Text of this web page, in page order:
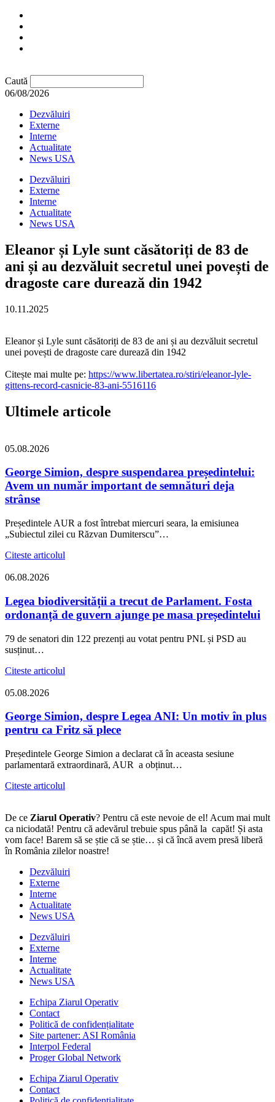
Caută
06/08/2026
Dezvăluiri
Externe
Interne
Actualitate
News USA
Dezvăluiri
Externe
Interne
Actualitate
News USA
Eleanor și Lyle sunt căsătoriți de 83 de
ani și au dezvăluit secretul unei povești de
dragoste care durează din 1942
10.11.2025
Eleanor și Lyle sunt căsătoriți de 83 de ani și au dezvăluit secretul
unei povești de dragoste care durează din 1942
Citește mai multe pe: https://www.libertatea.ro/stiri/eleanor-lyle-
gittens-record-casnicie-83-ani-5516116
Ultimele articole
05.08.2026
George Simion, despre suspendarea președintelui:
Avem un număr important de semnături deja
strânse
Președintele AUR a fost întrebat miercuri seara, la emisiunea
„Subiectul zilei cu Răzvan Dumiterscu”…
Citeste articolul
06.08.2026
Legea biodiversității a trecut de Parlament. Fosta
ordonanță de guvern ajunge pe masa președintelui
79 de senatori din 122 prezenți au votat pentru PNL și PSD au
susținut…
Citeste articolul
05.08.2026
George Simion, despre Legea ANI: Un motiv în plus
pentru ca Fritz să plece
Președintele George Simion a declarat că în aceasta sesiune
parlamentară extraordinară, AUR a obținut…
Citeste articolul
De ce Ziarul Operativ? Pentru că este nevoie de el! Acum mai mult
ca niciodată! Pentru că adevărul trebuie spus până la capăt! Și asta
vom face! Barem să se știe că se știe… și că încă avem presă liberă
în România zilelor noastre!
Dezvăluiri
Externe
Interne
Actualitate
News USA
Dezvăluiri
Externe
Interne
Actualitate
News USA
Echipa Ziarul Operativ
Contact
Politică de confidențialitate
Site partener: ASI România
Interpol Federal
Proger Global Network
Echipa Ziarul Operativ
Contact